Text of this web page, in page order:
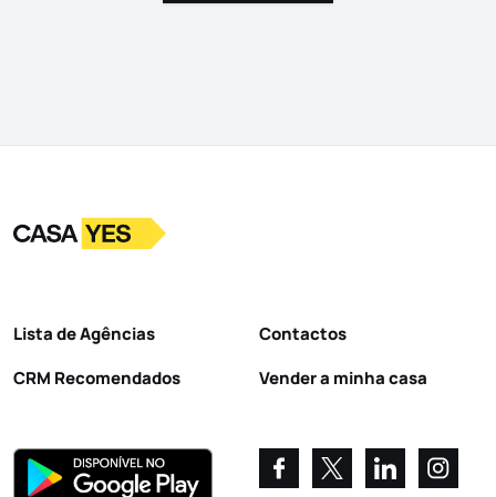
LogoIr para a homepage
Lista de Agências
CRM Recomendados
Contactos
Vender a minha casa